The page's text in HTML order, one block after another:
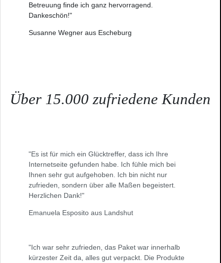
Betreuung finde ich ganz hervorragend.
Dankeschön!"
Susanne Wegner aus Escheburg
Über 15.000 zufriedene Kunden
"Es ist für mich ein Glücktreffer, dass ich Ihre
Internetseite gefunden habe. Ich fühle mich bei
Ihnen sehr gut aufgehoben. Ich bin nicht nur
zufrieden, sondern über alle Maßen begeistert.
Herzlichen Dank!"
Emanuela Esposito aus Landshut
"Ich war sehr zufrieden, das Paket war innerhalb
kürzester Zeit da, alles gut verpackt. Die Produkte